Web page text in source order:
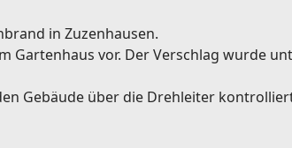
in Zuzenhausen.
Gartenhaus vor. Der Verschlag wurde
Gebäude über die Drehleiter